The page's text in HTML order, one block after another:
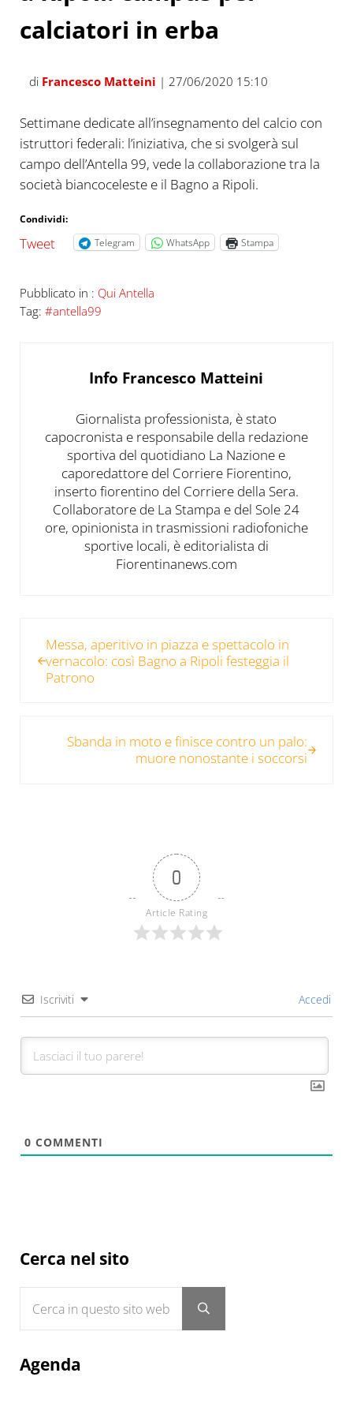
calciatori in erba
di Francesco Matteini | 27/06/2020 15:10
Settimane dedicate all’insegnamento del calcio con
istruttori federali: l’iniziativa, che si svolgerà sul
campo dell’Antella 99, vede la collaborazione tra la
società biancoceleste e il Bagno a Ripoli.
Condividi:
Tweet Telegram WhatsApp Stampa
Pubblicato in : Qui Antella
Tag: #antella99
Info Francesco Matteini
Giornalista professionista, è stato
capocronista e responsabile della redazione
sportiva del quotidiano La Nazione e
caporedattore del Corriere Fiorentino,
inserto fiorentino del Corriere della Sera.
Collaboratore de La Stampa e del Sole 24
ore, opinionista in trasmissioni radiofoniche
sportive locali, è editorialista di
Fiorentinanews.com
Messa, aperitivo in piazza e spettacolo in
vernacolo: così Bagno a Ripoli festeggia il
Patrono
Sbanda in moto e finisce contro un palo:
muore nonostante i soccorsi
0
Article Rating
Iscriviti Accedi
0 COMMENTI
Sidebar
Cerca nel sito
Submit search
Agenda